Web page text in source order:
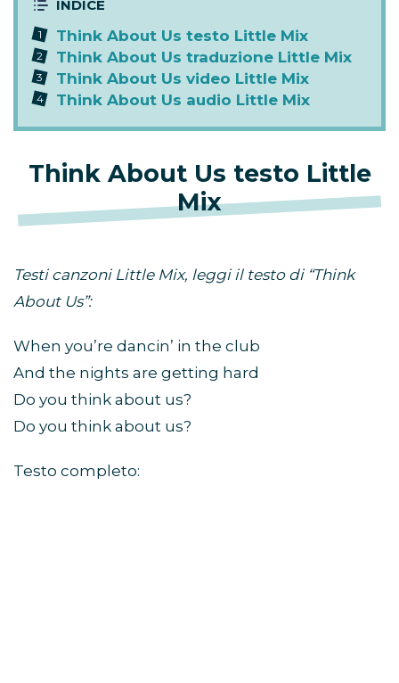
Think About Us testo Little Mix
Think About Us traduzione Little Mix
Think About Us video Little Mix
Think About Us audio Little Mix
Think About Us testo Little
Mix
Testi canzoni Little Mix, leggi il testo di “Think
About Us”:
When you’re dancin’ in the club
And the nights are getting hard
Do you think about us?
Do you think about us?
Testo completo: